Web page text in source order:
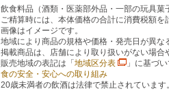
飲食料品（酒類・医薬部外品・一部の玩具
ご精算時には、本体価格の合計に消費税額
画像はイメージです。
地域により商品の規格や価格・発売日が異な
掲載商品は、店舗により取り扱いがない場
販売地域の表記は「 地域区分表
」に基づ
食の安全・安心への取り組み
20歳未満者の飲酒は法律で禁止されています